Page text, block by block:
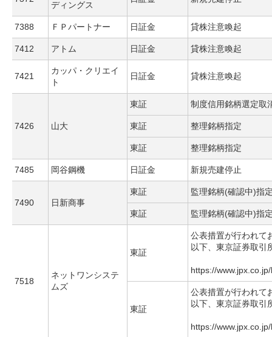
ディングス
7388 ＦＰパートナー 日証金 貸株注意喚起
7412 アトム 日証金 貸株注意喚起
7421
カッパ・クリエイ
ト
日証金 貸株注意喚起
7426 山大
東証 制度信用銘柄選定取
東証 整理銘柄指定
東証 整理銘柄指定
7485 岡谷鋼機 日証金 新規売建停止
7490 日新商事
東証 監理銘柄(確認中)指
東証 監理銘柄(確認中)指
7518
ネットワンシステ
ムズ
東証
公表措置が行われて
以下、東京証券取引
https://
東証
公表措置が行われて
以下、東京証券取引
https://